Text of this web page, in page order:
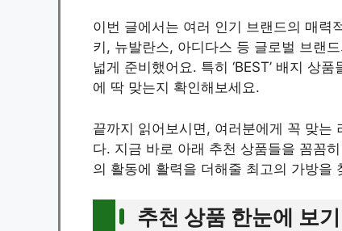
이번 글에서는 여러 인기 브랜드의 매력
키, 뉴발란스, 아디다스 등 글로벌 브랜
넓게 준비했어요. 특히 ‘BEST’ 배지 상
에 딱 맞는지 확인해보세요.
끝까지 읽어보시면, 여러분에게 꼭 맞는
다. 지금 바로 아래 추천 상품들을 꼼꼼
의 활동에 활력을 더해줄 최고의 가방을
추천 상품 한눈에 보기